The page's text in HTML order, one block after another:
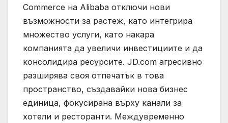
Commerce на Alibaba отключи нови
възможности за растеж, като интегрира
множество услуги, като накара
компанията да увеличи инвестициите и да
консолидира ресурсите. JD.com агресивно
разширява своя отпечатък в това
пространство, създавайки нова бизнес
единица, фокусирана върху канали за
хотели и ресторанти. Междувременно